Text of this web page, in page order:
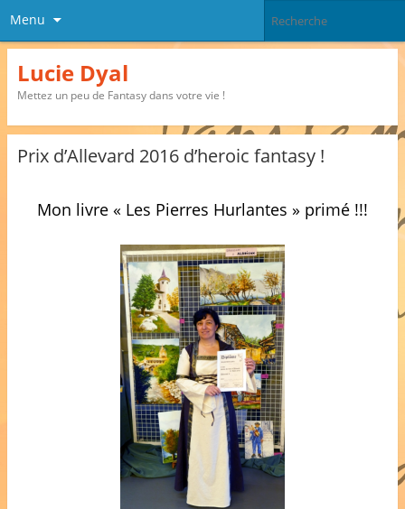
Menu
Lucie Dyal
Mettez un peu de Fantasy dans votre vie !
Prix d’Allevard 2016 d’heroic fantasy !
Mon livre « Les Pierres Hurlantes » primé !!!